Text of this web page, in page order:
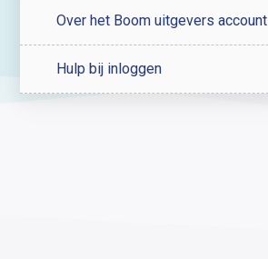
Over het Boom uitgevers account
Hulp bij inloggen